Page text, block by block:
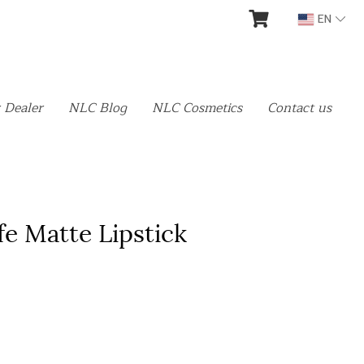
EN
NLC Blog NLC Cosmetics Contact us
Matte Lipstick